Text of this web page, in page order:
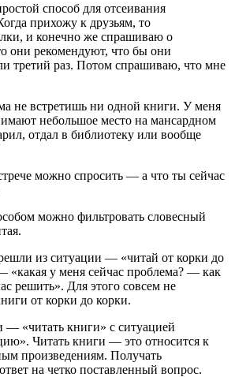
способ для отсеивания
прихожу к друзьям, то
и конечно же спрашиваю о
они рекомендуют, что бы они
третий раз. Потом спрашиваю, что мне
не встретишь ни одной книги. У меня
небольшое место на мансардном
отдал в библиотеку или вообще
можно спросить — а что ты сейчас
можно фильтровать словесный
из ситуации — «читай от корки до
«какая у меня сейчас проблема? — как
решить». Для этого совсем не
от корки до корки.
«читать книги» с ситуацией
Читать книги — это относится к
произведениям. Получать
на четко поставленный вопрос.